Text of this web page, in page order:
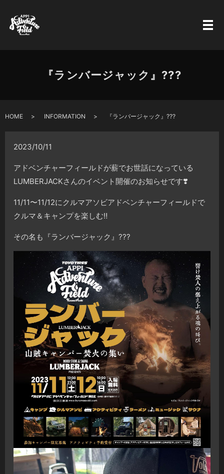
『ランバージャック』???
HOME INFORMATION 『ランバージャック』???
2023/10/11
アドベンチャーフィールドが薪でお世話になっている
LUMBERJACKさんのイベント開催のお知らせです❣️
11/11〜11/12にクルマアソビアドベンチャーフィールドで
クルマ＆キャンプを楽しむ‼️
その名も『ランバージャック』???